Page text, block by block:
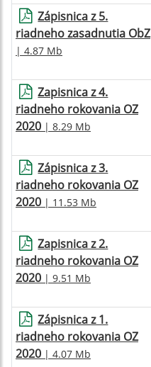
Zápisnica z 5.
riadneho zasadnutia ObZ
| 4.87 Mb
Zapisnica z 4.
riadneho rokovania OZ
2020 | 8.29 Mb
Zápisnica z 3.
riadneho rokovania OZ
2020 | 11.53 Mb
Zapisnica z 2.
riadneho rokovania OZ
2020 | 9.51 Mb
Zápisnica z 1.
riadneho rokovania OZ
2020 | 4.07 Mb